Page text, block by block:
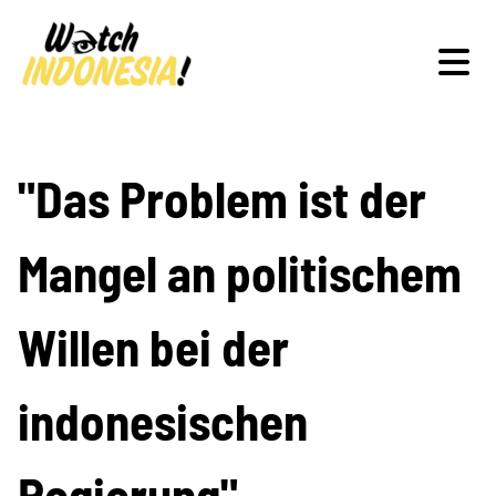
Schwerpunkte
Veranstaltungen
Publikationen
"Das Problem ist der
Mangel an politischem
Willen bei der
indonesischen